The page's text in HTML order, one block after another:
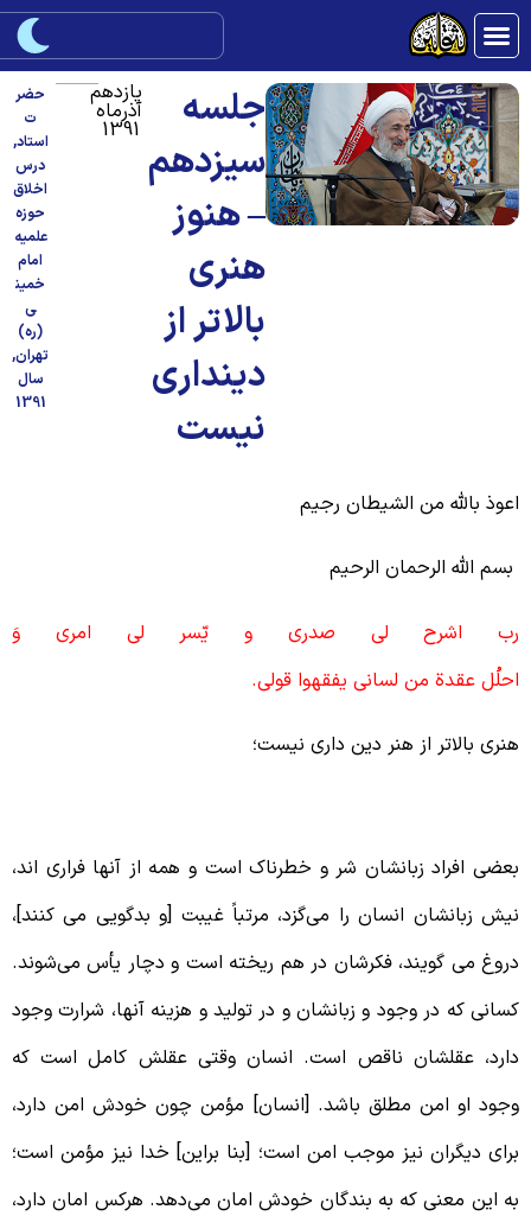
جلسه
سیزدهم
– هنوز
هنری
بالاتر از
دینداری
نیست
یازدهم
آذرماه
1391
حضر
استاد,
درس
اخلاق
حوزه
علمیه
امام
خمین
(ره)
تهران,
سال
1391
بالله من الشیطان رجیم
الله الرحمان الرحیم
اشرح لی صدری و یّسر لی امری
عقدةمنلسانییفقهواقولی.
بالاتر از هنر دین داری نیست؛
افراد زبانشان شر و خطرناک است و همه از آنها فراری اند،
زبانشان انسان را می‌گزد، مرتباً غیبت [و بدگویی می کنند]،
می گویند، فکرشان در هم ریخته است و دچار یأس می‌شوند.
که در وجود و زبانشان و در تولید و هزینه آنها، شرارت وجود
عقلشان ناقص است. انسان وقتی عقلش کامل است که
او امن مطلق باشد. [انسان] مؤمن چون خودش امن دارد،
دیگران نیز موجب امن است؛ [بنا براین] خدا نیز مؤمن است؛
این معنی که به بندگان خودش امان می‌دهد. هرکس امان دارد،